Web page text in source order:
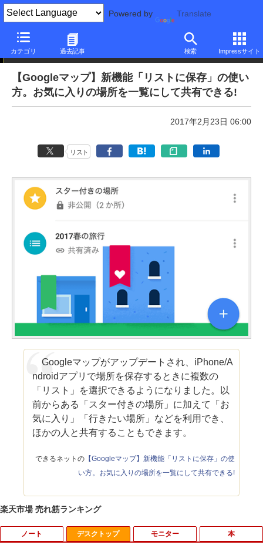
Powered by Translate
カテゴリ 過去記事 検索 Impressサイト
本日のできるネット
【Googleマップ】新機能「リストに保存」の使い
方。お気に入りの場所を一覧にして共有できる!
2017年2月23日 06:00
リスト
Googleマップがアップデートされ、iPhone/A
ndroidアプリで場所を保存するときに複数の
「リスト」を選択できるようになりました。以
前からある「スター付きの場所」に加えて「お
気に入り」「行きたい場所」などを利用でき、
ほかの人と共有することもできます。
できるネットの【Googleマップ】新機能「リストに保存」の使
い方。お気に入りの場所を一覧にして共有できる!
楽天市場 売れ筋ランキング
ノート デスクトップ モニター 本